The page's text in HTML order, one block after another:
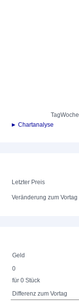
TagWoche
► Chartanalyse
Letzter Preis
Veränderung zum Vortag
Geld
0
für 0 Stück
Differenz zum Vortag